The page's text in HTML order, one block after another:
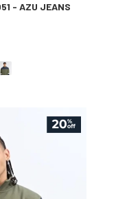
- AZU JEANS